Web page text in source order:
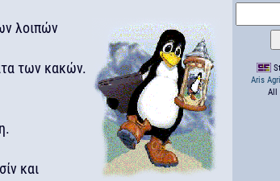
λοιπών
των κακών.
και
Aris
All